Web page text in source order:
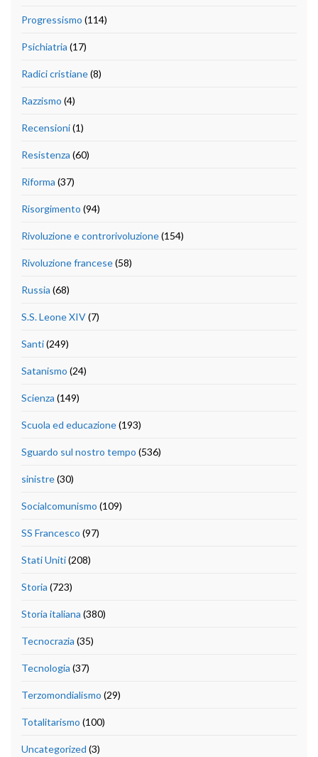
Progressismo (114)
Psichiatria (17)
Radici cristiane(8)
Razzismo (4)
Recensioni(1)
Resistenza (60)
Riforma (37)
Risorgimento (94)
Rivoluzione e controrivoluzione(154)
Rivoluzione francese(58)
Russia (68)
S.S. Leone XIV(7)
Santi(249)
Satanismo (24)
Scienza (149)
Scuola ed educazione(193)
Sguardo sul nostro tempo (536)
sinistre(30)
Socialcomunismo (109)
SS Francesco (97)
Stati Uniti(208)
Storia (723)
Storia italiana (380)
Tecnocrazia (35)
Tecnologia (37)
Terzomondialismo (29)
Totalitarismo (100)
Uncategorized (3)